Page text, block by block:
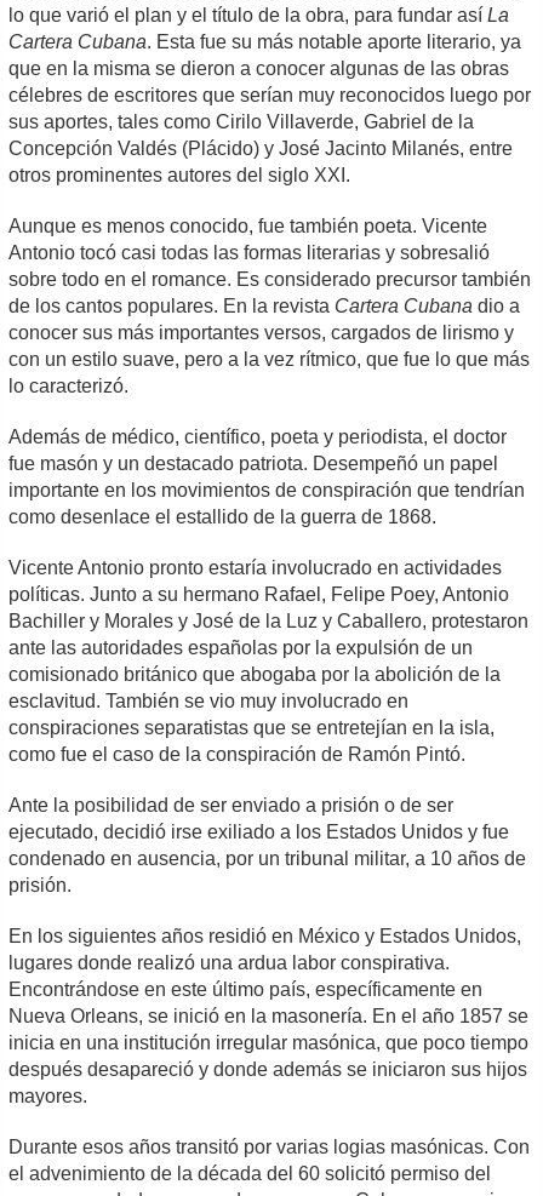
lo que varió el plan y el título de la obra, para fundar asíLa
Cartera Cubana. Esta fue su más notable aporte literario, ya
que en la misma se dieron a conocer algunas de las obras
célebres de escritores que serían muy reconocidos luego por
sus aportes, tales como Cirilo Villaverde, Gabriel de la
Concepción Valdés (Plácido) y José Jacinto Milanés, entre
otros prominentes autores del siglo XXI.
Aunque es menos conocido, fue también poeta. Vicente
Antonio tocó casi todas las formas literarias y sobresalió
sobre todo en el romance. Es considerado precursor también
de los cantos populares. En la revista Cartera Cubana dio a
conocer sus más importantes versos, cargados de lirismo y
con un estilo suave, pero a la vez rítmico, que fue lo que más
lo caracterizó.
Además de médico, científico, poeta y periodista, el doctor
fue masón y un destacado patriota. Desempeñó un papel
importante en los movimientos de conspiración que tendrían
como desenlace el estallido de la guerra de 1868.
Vicente Antonio pronto estaría involucrado en actividades
políticas. Junto a su hermano Rafael, Felipe Poey, Antonio
Bachiller y Morales y José de la Luz y Caballero, protestaron
ante las autoridades españolas por la expulsión de un
comisionado británico que abogaba por la abolición de la
esclavitud. También se vio muy involucrado en
conspiraciones separatistas que se entretejían en la isla,
como fue el caso de la conspiración de Ramón Pintó.
Ante la posibilidad de ser enviado a prisión o de ser
ejecutado, decidió irse exiliado a los Estados Unidos y fue
condenado en ausencia, por un tribunal militar, a 10 años de
prisión.
En los siguientes años residió en México y Estados Unidos,
lugares donde realizó una ardua labor conspirativa.
Encontrándose en este último país, específicamente en
Nueva Orleans, se inició en la masonería. En el año 1857 se
inicia en una institución irregular masónica, que poco tiempo
después desapareció y donde además se iniciaron sus hijos
mayores.
Durante esos años transitó por varias logias masónicas. Con
el advenimiento de la década del 60 solicitó permiso del